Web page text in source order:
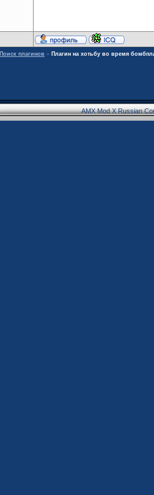
Поиск плагинов » Плагин на хотьбу во время
AMX Mod X Russian